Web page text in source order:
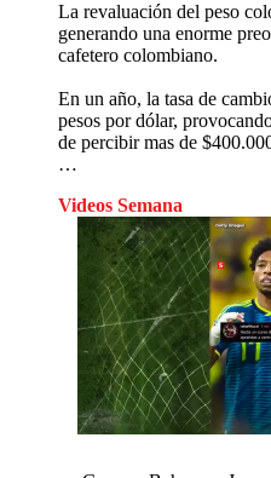
La revaluación del peso
generando una enorme
cafetero colombiano.
En un año, la tasa de
pesos por dólar,
de percibir mas de
…
Videos Semana